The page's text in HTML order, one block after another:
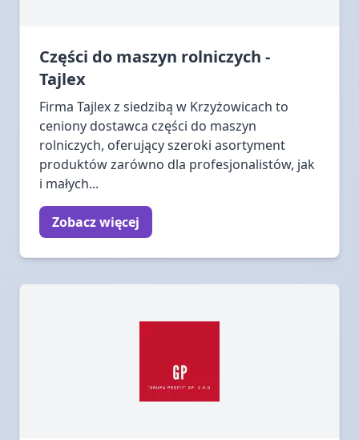
Części do maszyn rolniczych -
Tajlex
Firma Tajlex z siedzibą w Krzyżowicach to
ceniony dostawca części do maszyn
rolniczych, oferujący szeroki asortyment
produktów zarówno dla profesjonalistów, jak
i małych...
Zobacz więcej